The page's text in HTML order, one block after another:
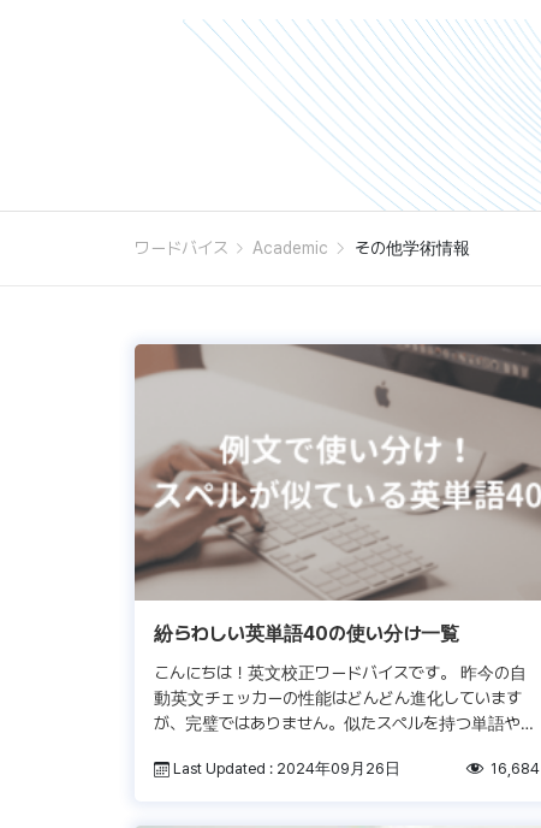
ワードバイス Academic その他学術情報
紛らわしい英単語40の使い分け一覧
こんにちは！英文校正ワードバイスです。 昨今の自
動英文チェッカーの性能はどんどん進化しています
が、完璧ではありません。似たスペルを持つ単語や同
す。 英語を勉強したことがある […]
Last Updated : 2024年09月26日 16,684